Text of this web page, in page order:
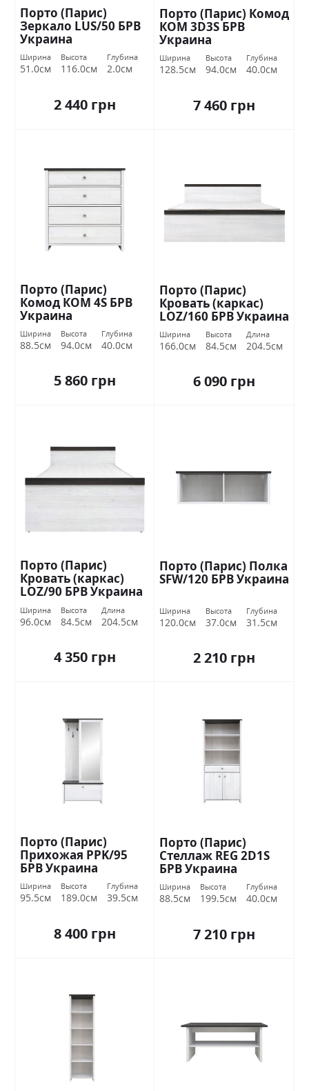
Порто (Парис)
Зеркало LUS/50 БРВ
Украина
Ширина
51.0см
Высота
116.0см
Глубина
2.0см
2 440 грн
Порто (Парис) Комод
КОМ 3D3S БРВ
Украина
Ширина
128.5см
Высота
94.0см
Глубина
40.0см
7 460 грн
Порто (Парис)
Комод КОМ 4S БРВ
Украина
Ширина
88.5см
Высота
94.0см
Глубина
40.0см
5 860 грн
Порто (Парис)
Кровать (каркас)
LOZ/160 БРВ Украина
Ширина
166.0см
Высота
84.5см
Длина
204.5см
6 090 грн
Порто (Парис)
Кровать (каркас)
LOZ/90 БРВ Украина
Ширина
96.0см
Высота
84.5см
Длина
204.5см
4 350 грн
Порто (Парис) Полка
SFW/120 БРВ Украина
Ширина
120.0см
Высота
37.0см
Глубина
31.5см
2 210 грн
Порто (Парис)
Прихожая PPK/95
БРВ Украина
Ширина
95.5см
Высота
189.0см
Глубина
39.5см
8 400 грн
Порто (Парис)
Стеллаж REG 2D1S
БРВ Украина
Ширина
88.5см
Высота
199.5см
Глубина
40.0см
7 210 грн